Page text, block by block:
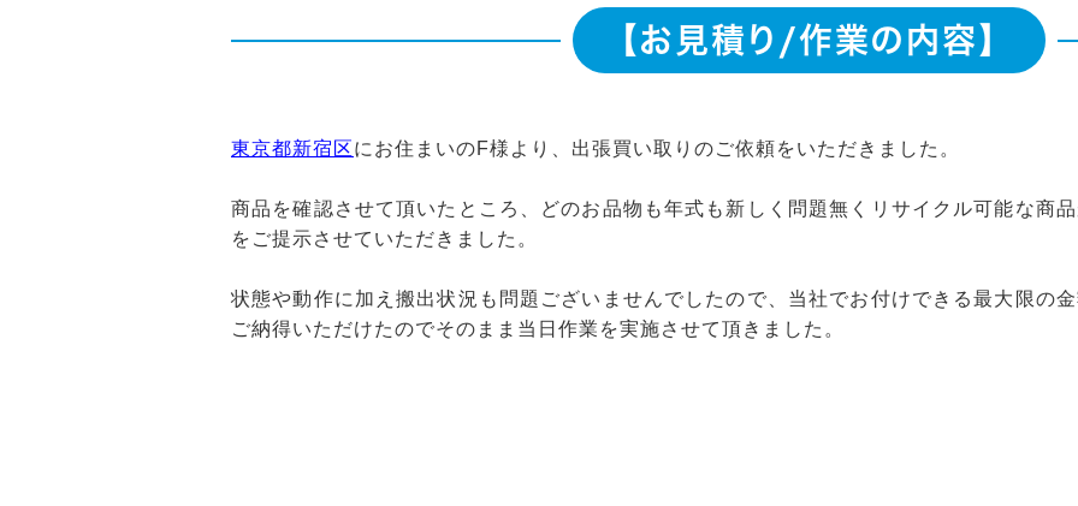
【お見積り/作業の内容】
東京都新宿区にお住まいのF様より、出張買い取りのご依頼をいただきました。
商品を確認させて頂いたところ、どのお品物も年式も新しく問題無くリサイクル可能な商
をご提示させていただきました。
状態や動作に加え搬出状況も問題ございませんでしたので、当社でお付けできる最大限の
ご納得いただけたのでそのまま当日作業を実施させて頂きました。